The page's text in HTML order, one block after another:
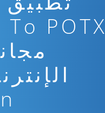
To POTX